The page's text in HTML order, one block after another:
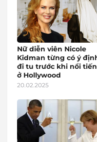
Nữ diễn viên Nicole
Kidman từng có ý
đi tu trước khi nổi
ở Hollywood
20.02.2025